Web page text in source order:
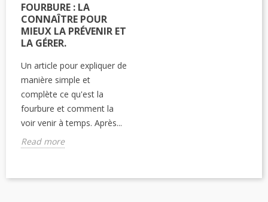
FOURBURE : LA
CONNAÎTRE POUR
MIEUX LA PRÉVENIR ET
LA GÉRER.
Un article pour expliquer de
manière simple et
complète ce qu'est la
fourbure et comment la
voir venir à temps. Après...
Read more